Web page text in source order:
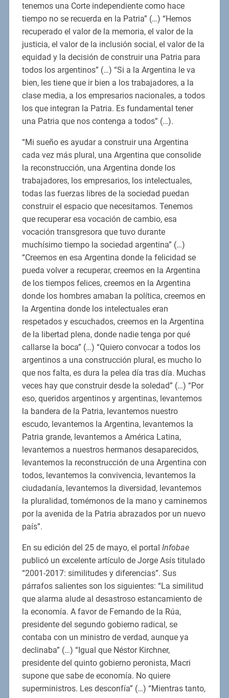
tenemos una Corte independiente como hace
tiempo no se recuerda en la Patria” (…) “Hemos
recuperado el valor de la memoria, el valor de la
justicia, el valor de la inclusión social, el valor de la
equidad y la decisión de construir una Patria para
todos los argentinos” (…) “Si a la Argentina le va
bien, les tiene que ir bien a los trabajadores, a la
clase media, a los empresarios nacionales, a todos
los que integran la Patria. Es fundamental tener
una Patria que nos contenga a todos” (…).
“Mi sueño es ayudar a construir una Argentina
cada vez más plural, una Argentina que consolide
la reconstrucción, una Argentina donde los
trabajadores, los empresarios, los intelectuales,
todas las fuerzas libres de la sociedad puedan
construir el espacio que necesitamos. Tenemos
que recuperar esa vocación de cambio, esa
vocación transgresora que tuvo durante
muchísimo tiempo la sociedad argentina” (…)
“Creemos en esa Argentina donde la felicidad se
pueda volver a recuperar, creemos en la Argentina
de los tiempos felices, creemos en la Argentina
donde los hombres amaban la política, creemos en
la Argentina donde los intelectuales eran
respetados y escuchados, creemos en la Argentina
de la libertad plena, donde nadie tenga por qué
callarse la boca” (…) “Quiero convocar a todos los
argentinos a una construcción plural, es mucho lo
que nos falta, es dura la pelea día tras día. Muchas
veces hay que construir desde la soledad” (…) “Por
eso, queridos argentinos y argentinas, levantemos
la bandera de la Patria, levantemos nuestro
escudo, levantemos la Argentina, levantemos la
Patria grande, levantemos a América Latina,
levantemos a nuestros hermanos desaparecidos,
levantemos la reconstrucción de una Argentina con
todos, levantemos la convivencia, levantemos la
ciudadanía, levantemos la diversidad, levantemos
la pluralidad, tomémonos de la mano y caminemos
por la avenida de la Patria abrazados por un nuevo
país”.
En su edición del 25 de mayo, el portal Infobae
publicó un excelente artículo de Jorge Asís titulado
“2001-2017: similitudes y diferencias”. Sus
párrafos salientes son los siguientes: “La similitud
que alarma alude al desastroso estancamiento de
la economía. A favor de Fernando de la Rúa,
presidente del segundo gobierno radical, se
contaba con un ministro de verdad, aunque ya
declinaba” (…) “Igual que Néstor Kirchner,
presidente del quinto gobierno peronista, Macri
supone que sabe de economía. No quiere
superministros. Les desconfía” (…) “Mientras tanto,